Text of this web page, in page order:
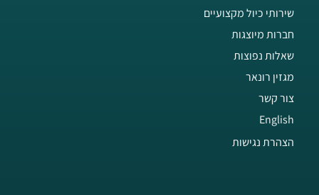
שירותי כיול מקצועיים
חברות מיוצגות
שאלות נפוצות
מגזין רונאר
צור קשר
English
הצהרת נגישות